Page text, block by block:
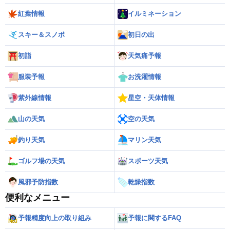
紅葉情報 イルミネーション
スキー＆スノボ 初日の出
初詣 天気痛予報
服装予報 お洗濯情報
紫外線情報 星空・天体情報
山の天気 空の天気
釣り天気 マリン天気
ゴルフ場の天気 スポーツ天気
風邪予防指数 乾燥指数
便利なメニュー
予報精度向上の取り組み 予報に関するFAQ